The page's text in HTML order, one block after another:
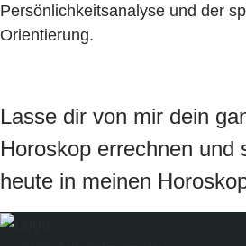
Persönlichkeitsanalyse und der
Orientierung.
Lasse dir von mir dein
Horoskop errechnen und
heute in meinen